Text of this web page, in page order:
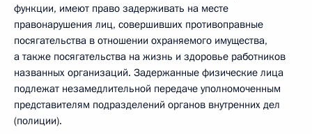
функции, имеют право задерживать на месте
правонарушения лиц, совершивших противоправные
посягательства в отношении охраняемого имущества,
а также посягательства на жизнь и здоровье работников
названных организаций. Задержанные физические лица
подлежат незамедлительной передаче уполномоченным
представителям подразделений органов внутренних дел
(полиции).